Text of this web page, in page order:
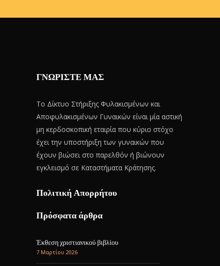
ΓΝΩΡΙΣΤΕ ΜΑΣ
Το Δίκτυο Στήριξης Φυλακισμένων και
Αποφυλακισμένων Γυναικών είναι μία αστική
μη κερδοσκοπική εταιρία που κύριο στόχο
έχει την υποστήριξη των γυναικών που
έχουν βιώσει στο παρελθόν ή βιώνουν
εγκλεισμό σε Καταστήματα Κράτησης.
Πολιτική Απορρήτου
Πρόσφατα άρθρα
Έκθεση χριστιανικού βιβλίου
7 Μαρτίου 2026